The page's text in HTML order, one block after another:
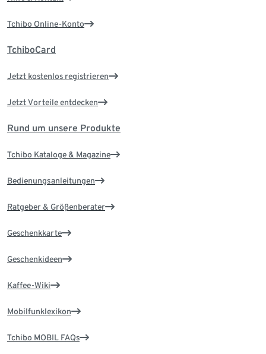
Tchibo Online-Konto
TchiboCard
Jetzt kostenlos registrieren
Jetzt Vorteile entdecken
Rund um unsere Produkte
Tchibo Kataloge & Magazine
Bedienungsanleitungen
Ratgeber & Größenberater
Geschenkkarte
Geschenkideen
Kaffee-Wiki
Mobilfunklexikon
Tchibo MOBIL FAQs